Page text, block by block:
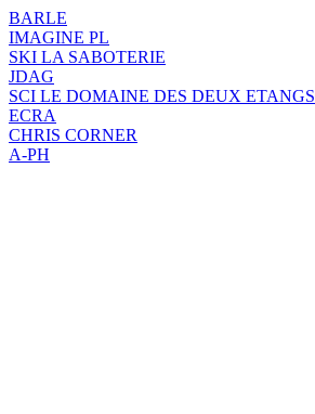
BARLE
IMAGINE PL
SKI LA SABOTERIE
JDAG
SCI LE DOMAINE DES DEUX ETANGS
ECRA
CHRIS CORNER
A-PH